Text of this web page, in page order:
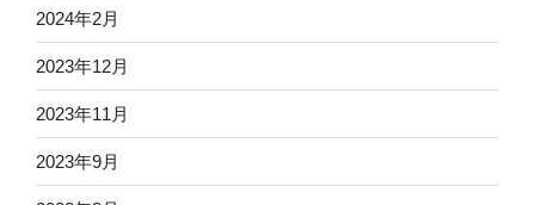
2024年2月
2023年12月
2023年11月
2023年9月